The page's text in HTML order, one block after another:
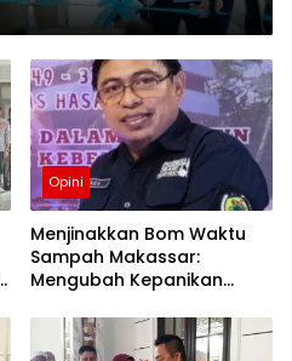
Opini
Menjinakkan Bom Waktu
Sampah Makassar:
Mengubah Kepanikan
Berbasis RT